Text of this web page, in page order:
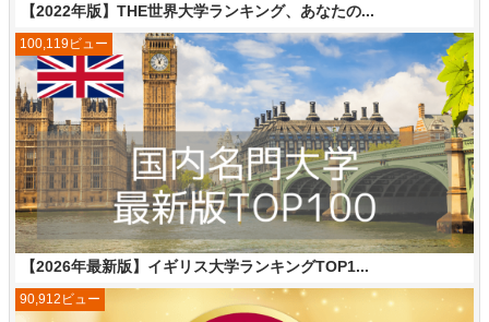
【2022年版】THE世界大学ランキング、あなたの...
【2026年最新版】イギリス大学ランキングTOP1...
100,119ビュー
90,912ビュー